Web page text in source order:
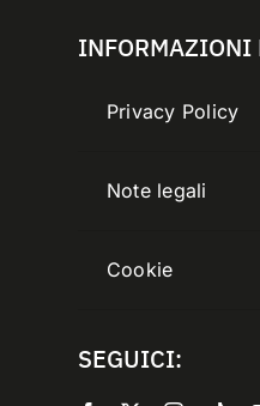
INFORMAZIONI
Privacy Policy
Note legali
Cookie
SEGUICI: